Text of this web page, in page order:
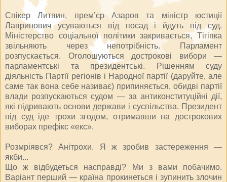
Спікер Литвин, прем’єр Аза­ров та міністр юстиції
Лаврино­вич усуваються від посад і йдуть під суд.
Міністерство соціальної політики закривається, Тігіпка
звільняють через непотрібність. Парламент
розпускається. Оголо­шу­ються дострокові вибори —
парламентські та президентські. Рішенням суду
діяльність Партії регіонів і Народної партії (даруйте, але
саме так вона себе називає) припиняється, обидві партії
влади розпускаються судом — за антиконституційні дії,
які підривають основи держави і су­спільст­­ва. Президент
під суд іде тро­хи згодом, отримавши на дострокових
виборах префікс «екс».
Розмріявся? Анітрохи. Я ж зробив застереження —
якби...
Що ж відбудеться насправді? Ми з вами побачимо.
Варіант перший — країна прокинеться і зупинить злочин